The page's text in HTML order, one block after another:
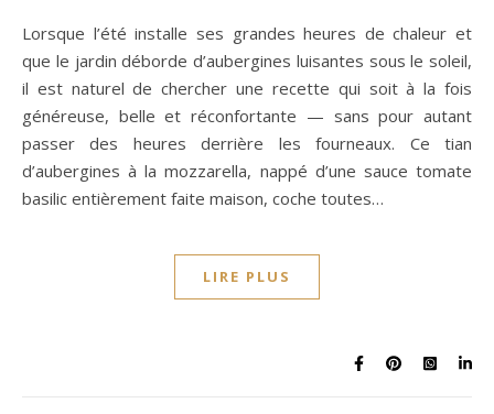
Lorsque l’été installe ses grandes heures de chaleur et
que le jardin déborde d’aubergines luisantes sous le soleil,
il est naturel de chercher une recette qui soit à la fois
généreuse, belle et réconfortante — sans pour autant
passer des heures derrière les fourneaux. Ce tian
d’aubergines à la mozzarella, nappé d’une sauce tomate
basilic entièrement faite maison, coche toutes…
LIRE PLUS